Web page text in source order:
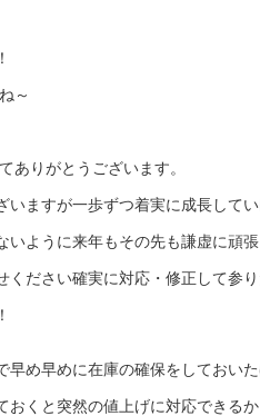
～
ありがとうございます。
ますが一歩ずつ着実に成長して
ように来年もその先も謙虚に頑張
ください確実に対応・修正して参
め早めに在庫の確保をしておいた
くと突然の値上げに対応できるか